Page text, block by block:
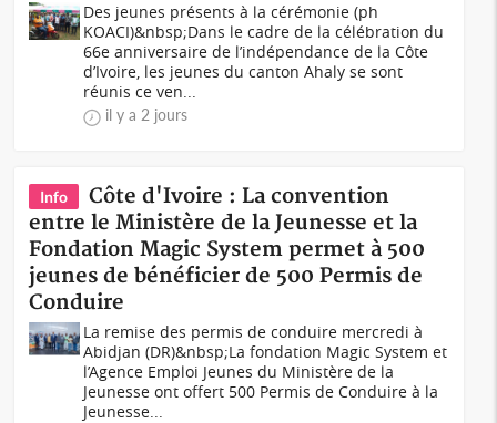
Des jeunes présents à la cérémonie (ph
KOACI)&nbsp;Dans le cadre de la célébration du
66e anniversaire de l’indépendance de la Côte
d’Ivoire, les jeunes du canton Ahaly se sont
réunis ce ven...
il y a 2 jours
Info
Côte d'Ivoire : La convention
entre le Ministère de la Jeunesse et la
Fondation Magic System permet à 500
jeunes de bénéficier de 500 Permis de
Conduire
La remise des permis de conduire mercredi à
Abidjan (DR)&nbsp;La fondation Magic System et
l’Agence Emploi Jeunes du Ministère de la
Jeunesse ont offert 500 Permis de Conduire à la
Jeunesse...